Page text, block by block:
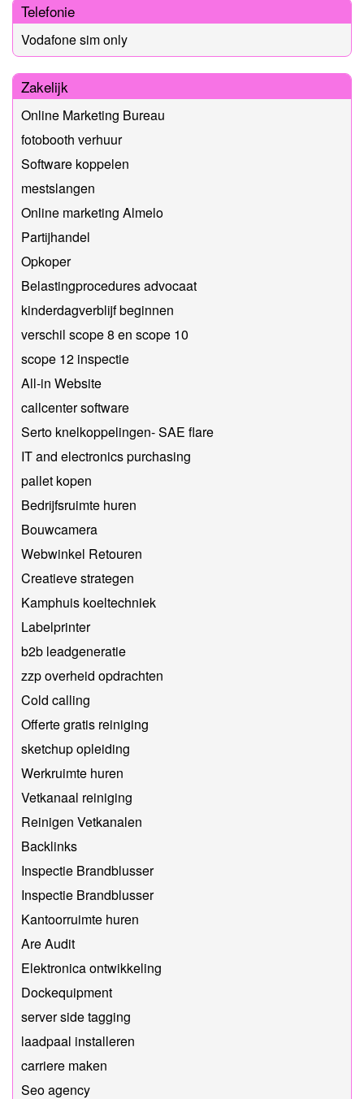
Telefonie
Vodafone sim only
Zakelijk
Online Marketing Bureau
fotobooth verhuur
Software koppelen
mestslangen
Online marketing Almelo
Partijhandel
Opkoper
Belastingprocedures advocaat
kinderdagverblijf beginnen
verschil scope 8 en scope 10
scope 12 inspectie
All-in Website
callcenter software
Serto knelkoppelingen- SAE flare
IT and electronics purchasing
pallet kopen
Bedrijfsruimte huren
Bouwcamera
Webwinkel Retouren
Creatieve strategen
Kamphuis koeltechniek
Labelprinter
b2b leadgeneratie
zzp overheid opdrachten
Cold calling
Offerte gratis reiniging
sketchup opleiding
Werkruimte huren
Vetkanaal reiniging
Reinigen Vetkanalen
Backlinks
Inspectie Brandblusser
Inspectie Brandblusser
Kantoorruimte huren
Are Audit
Elektronica ontwikkeling
Dockequipment
server side tagging
laadpaal installeren
carriere maken
Seo agency